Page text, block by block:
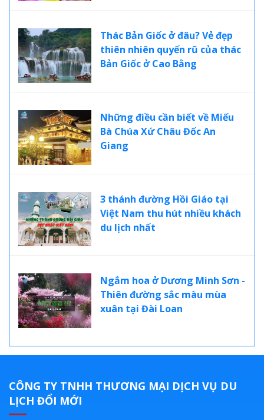
Thác Bản Giốc ở đâu? Vẻ đẹp
thiên nhiên quyến rũ của thác
Bản Giốc ở Cao Bằng
Những điều cần biết về Miếu
Bà Chúa Xứ Châu Đốc An
Giang
3 thánh đường Hồi Giáo tại
Việt Nam thu hút nhiều khách
du lịch nhất
Ngắm hoa ở Dương Minh Sơn -
Thiên đường sắc màu mùa
xuân tại Đài Loan
CÔNG TY TNHH THƯƠNG MẠI DỊCH VỤ DU
LỊCH ĐỔI MỚI